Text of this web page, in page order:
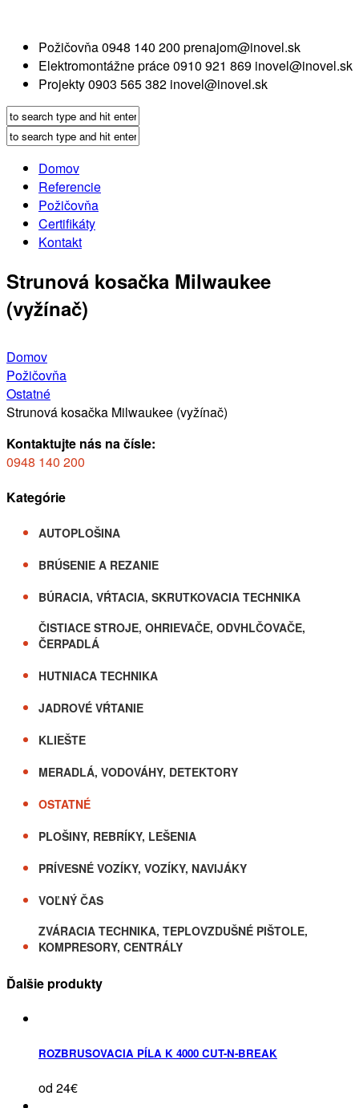
Požičovňa0948 140 200 prenajom@inovel.sk
Elektromontážne práce0910 921 869 inovel@inovel.sk
Projekty0903 565 382 inovel@inovel.sk
Domov
Referencie
Požičovňa
Certifikáty
Kontakt
Strunová kosačka Milwaukee
(vyžínač)
Domov
Požičovňa
Ostatné
Strunová kosačka Milwaukee (vyžínač)
Kontaktujte nás na čísle:
0948 140 200
Kategórie
AUTOPLOŠINA
BRÚSENIE A REZANIE
BÚRACIA, VŔTACIA, SKRUTKOVACIA TECHNIKA
ČISTIACE STROJE, OHRIEVAČE, ODVHLČOVAČE,
ČERPADLÁ
HUTNIACA TECHNIKA
JADROVÉ VŔTANIE
KLIEŠTE
MERADLÁ, VODOVÁHY, DETEKTORY
OSTATNÉ
PLOŠINY, REBRÍKY, LEŠENIA
PRÍVESNÉ VOZÍKY, VOZÍKY, NAVIJÁKY
VOĽNÝ ČAS
ZVÁRACIA TECHNIKA, TEPLOVZDUŠNÉ PIŠTOLE,
KOMPRESORY, CENTRÁLY
Ďalšie produkty
ROZBRUSOVACIA PÍLA K 4000 CUT-N-BREAK
od 24€